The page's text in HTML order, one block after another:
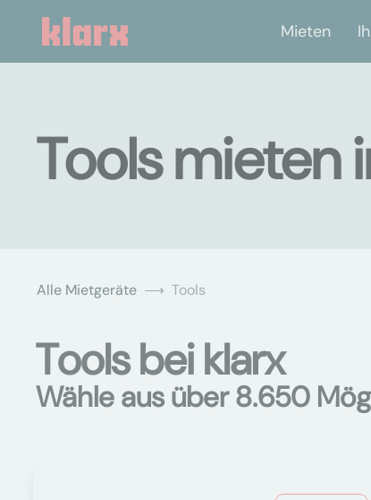
Mieten
Tools mieten
Alle Mietgeräte Tools
Tools bei klarx
Wähle aus über 8.650